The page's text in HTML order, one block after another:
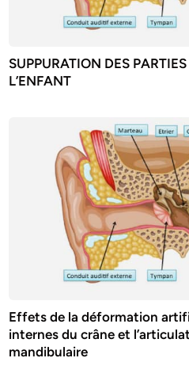
SUPPURATION DES
L’ENFANT
Effets de la déformation
internes du crâne et
mandibulaire